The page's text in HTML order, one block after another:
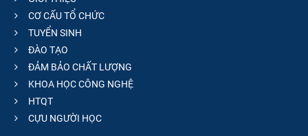
CƠ CẤU TỔ CHỨC
TUYỂN SINH
ĐÀO TẠO
ĐẢM BẢO CHẤT LƯỢNG
KHOA HỌC CÔNG NGHỆ
HTQT
CỰU NGƯỜI HỌC